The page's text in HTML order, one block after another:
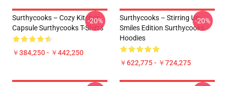
Surthycooks – Cozy Kitchen
Capsule Surthycooks T-Shirts
￥384,250 - ￥442,250
-20%
Surthycooks – Stirring Up
Smiles Edition Surthycooks
Hoodies
￥622,775 - ￥724,275
-20%